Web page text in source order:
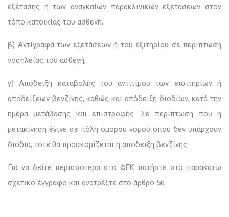
εξέτασης ή των αναγκαίων παρακλινικών εξετάσεων στον
τόπο κατοικίας του ασθενή,
β) Αντίγραφα των εξετάσεων ή του εξιτηρίου σε περίπτωση
νοσηλείας του ασθενή,
γ) Απόδειξη καταβολής του αντιτίμου των εισιτηρίων ή
αποδείξεων βενζίνης, καθώς και απόδειξη διοδίων, κατά την
ημέρα μετάβασης και επιστροφής. Σε περίπτωση που η
μετακίνηση έγινε σε πόλη όμορου νομού όπου δεν υπάρχουν
διόδια, τότε θα προσκομίζεται η απόδειξη βενζίνης.
Για να δείτε περισσότερα στο ΦΕΚ πατήστε στο παρακάτω
σχετικό έγγραφο και ανατρέξτε στο άρθρο 56.